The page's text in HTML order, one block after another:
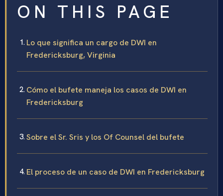
ON THIS PAGE
Lo que significa un cargo de DWI en
Fredericksburg, Virginia
Cómo el bufete maneja los casos de DWI en
Fredericksburg
Sobre el Sr. Sris y los Of Counsel del bufete
El proceso de un caso de DWI en Fredericksburg